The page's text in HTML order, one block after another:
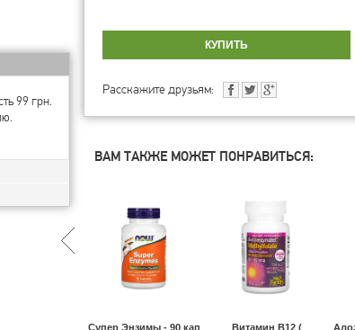
99 грн.
Расскажите друзьям:
ВАМ ТАКЖЕ МОЖЕТ ПОНРАВИТЬСЯ:
Супер Энзимы - 90 кап
Витамин B12 (